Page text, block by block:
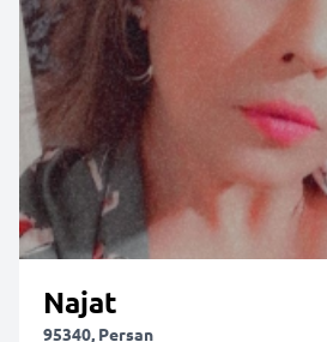
Najat
95340, Persan